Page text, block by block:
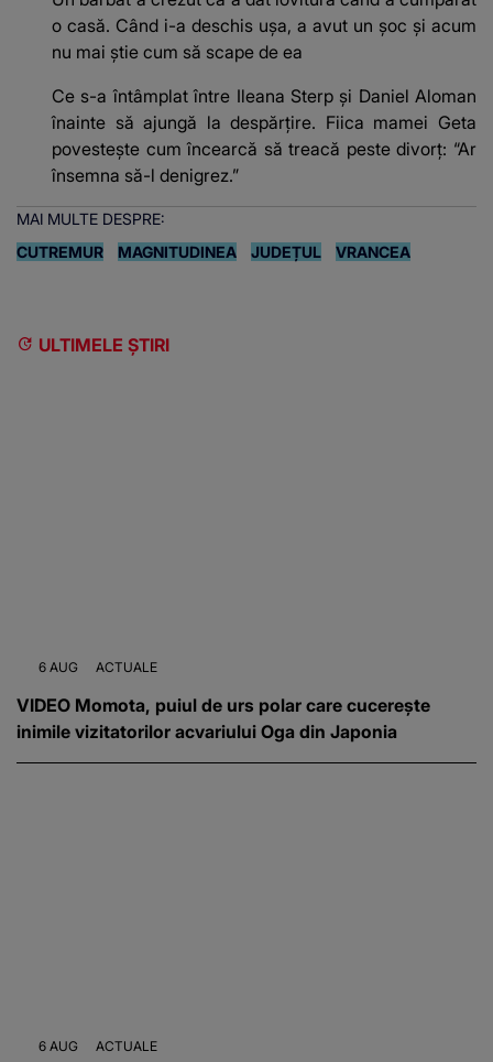
o casă. Când i-a deschis ușa, a avut un șoc și acum
nu mai știe cum să scape de ea
Ce s-a întâmplat între Ileana Sterp și Daniel Aloman
înainte să ajungă la despărțire. Fiica mamei Geta
povestește cum încearcă să treacă peste divorț: “Ar
însemna să-l denigrez.”
MAI MULTE DESPRE:
CUTREMUR
MAGNITUDINEA JUDEȚUL VRANCEA
ULTIMELE ȘTIRI
6 AUG ACTUALE
VIDEO Momota, puiul de urs polar care cucerește
inimile vizitatorilor acvariului Oga din Japonia
6 AUG ACTUALE